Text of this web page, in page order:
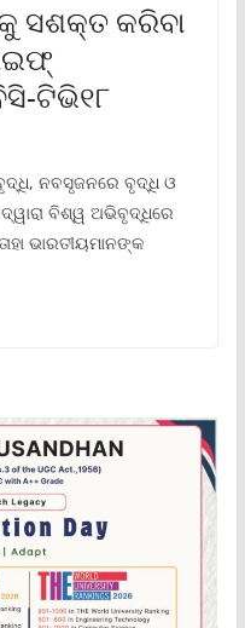
ସଶକ୍ତ କରିବା
ଟିଭି୧୮
ନବସୃଜନରେ ବୃଦ୍ଧି ଓ
ବିଶ୍ୱ ଅଭିବୃଦ୍ଧିରେ
ଭାରତୀୟମାନଙ୍କ